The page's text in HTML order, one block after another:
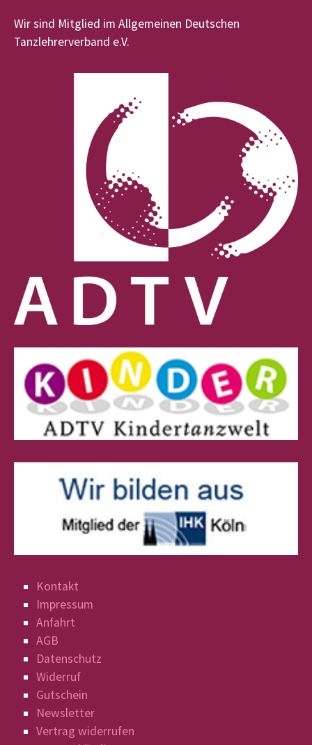
Wir sind Mitglied im Allgemeinen Deutschen
Tanzlehrerverband e.V.
Kontakt
Impressum
Anfahrt
AGB
Datenschutz
Widerruf
Gutschein
Newsletter
Vertrag widerrufen